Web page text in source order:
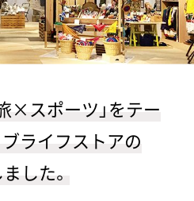
×スポーツ」をテー
ライフストアの
した。